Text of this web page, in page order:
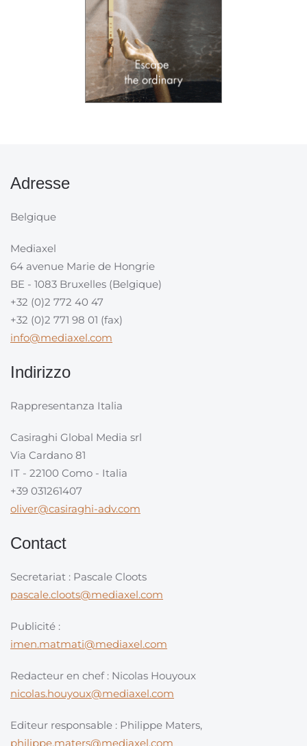
Adresse
Belgique
Mediaxel
64 avenue Marie de Hongrie
BE - 1083 Bruxelles (Belgique)
+32 (0)2 772 40 47
+32 (0)2 771 98 01 (fax)
info@mediaxel.com
Indirizzo
Rappresentanza Italia
Casiraghi Global Media srl
Via Cardano 81
IT - 22100 Como - Italia
+39 031261407
oliver@casiraghi-adv.com
Contact
Secretariat : Pascale Cloots
pascale.cloots@mediaxel.com
Publicité :
imen.matmati@mediaxel.com
Redacteur en chef : Nicolas Houyoux
nicolas.houyoux@mediaxel.com
Editeur responsable : Philippe Maters,
philippe.maters@mediaxel.com